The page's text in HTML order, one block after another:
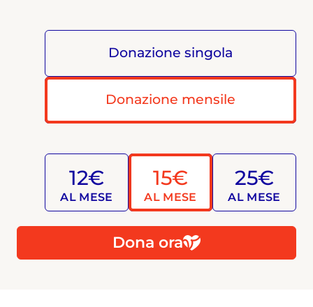
Donazione singola
Donazione mensile
12€
AL MESE
15€
AL MESE
25€
AL MESE
Dona ora